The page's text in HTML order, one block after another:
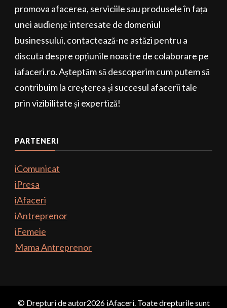
promova afacerea, serviciile sau produsele în fața
unei audiențe interesate de domeniul
businessului, contactează-ne astăzi pentru a
discuta despre opțiunile noastre de colaborare pe
iafaceri.ro. Așteptăm să descoperim cum putem să
contribuim la creșterea și succesul afacerii tale
prin vizibilitate și expertiză!
PARTENERI
iComunicat
iPresa
iAfaceri
iAntreprenor
iFemeie
Mama Antreprenor
© Drepturi de autor2026 iAfaceri. Toate drepturile sunt